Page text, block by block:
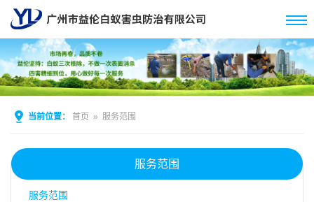
当前位置： 首页 » 服务范围
服务范围
服务范围